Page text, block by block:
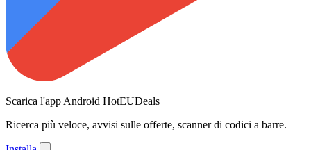
Scarica l'app Android HotEUDeals
Ricerca più veloce, avvisi sulle offerte, scanner di codici a barre.